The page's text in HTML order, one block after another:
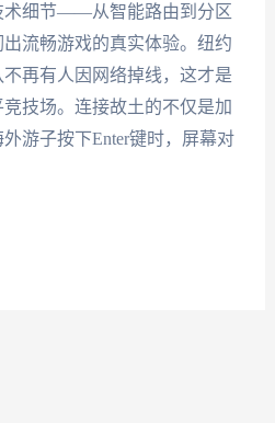
术细节——从智能路由到分区
流畅游戏的真实体验。纽约
再有人因网络掉线，这才是
技场。连接故土的不仅是加
游子按下Enter键时，屏幕对